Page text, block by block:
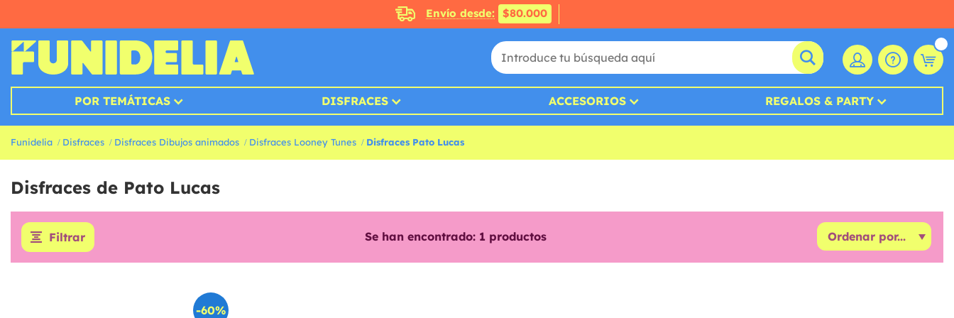
Envío desde: $80.000
POR TEMÁTICAS DISFRACES ACCESORIOS REGALOS & PARTY
Funidelia Disfraces Disfraces Dibujos animados Disfraces Looney Tunes Disfraces Pato Lucas
Disfraces de Pato Lucas
Filtrar Se han encontrado: 1 productos
-60%